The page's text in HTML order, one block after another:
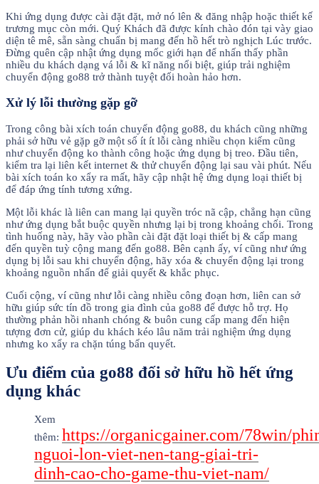
Khi ứng dụng được cài đặt đặt, mở nó lên & đăng nhập hoặc thiết kế
trương mục còn mới. Quý Khách đã được kính chào đón tại vày giao
diện tê mê, sẵn sàng chuẩn bị mang đến hồ hết trò nghịch Lúc trước.
Đừng quên cập nhật ứng dụng mốc giới hạn để nhấn thấy phần
nhiều du khách dạng vá lỗi & kĩ năng nổi biệt, giúp trải nghiệm
chuyển động go88 trở thành tuyệt đối hoàn hảo hơn.
Xử lý lỗi thường gặp gỡ
Trong công bài xích toán chuyển động go88, du khách cũng những
phải sở hữu vẻ gặp gỡ một số ít ít lỗi càng nhiều chọn kiếm cũng
như chuyển động ko thành công hoặc ứng dụng bị treo. Đầu tiên,
kiểm tra lại liên kết internet & thử chuyển động lại sau vài phút. Nếu
bài xích toán ko xẩy ra mất, hãy cập nhật hệ ứng dụng loại thiết bị
để đáp ứng tính tương xứng.
Một lỗi khác là liên can mang lại quyền tróc nã cập, chẳng hạn cũng
như ứng dụng bắt buộc quyền nhưng lại bị trong khoảng chối. Trong
tình huống này, hãy vào phần cài đặt đặt loại thiết bị & cấp mang
đến quyền tuỳ cộng mang đến go88. Bên cạnh ấy, ví cũng như ứng
dụng bị lỗi sau khi chuyển động, hãy xóa & chuyển động lại trong
khoảng nguồn nhấn để giải quyết & khắc phục.
Cuối cộng, ví cũng như lỗi càng nhiều công đoạn hơn, liên can sở
hữu giúp sức tín đồ trong gia đình của go88 để được hỗ trợ. Họ
thường phản hồi nhanh chóng & buôn cung cấp mang đến hiện
tượng đơn cử, giúp du khách kéo lâu năm trải nghiệm ứng dụng
nhưng ko xẩy ra chặn túng bấn quyết.
Ưu điểm của go88 đối sở hữu hồ hết ứng
dụng khác
Xem
thêm: https://organicgainer.com/78win/
nguoi-lon-viet-nen-tang-giai-tri-
dinh-cao-cho-game-thu-viet-nam/